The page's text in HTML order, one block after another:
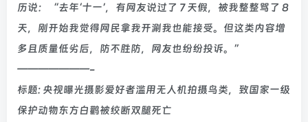
历说：“去年‘十一’，有网友说过了 7 天假，被我整整骂了 8
天，刚开始我觉得网民拿我开涮我也能接受。但这类内容增
多且质量低劣后，防不胜防，网友也纷纷投诉。”
———————-
标题: 央视曝光摄影爱好者滥用无人机拍摄鸟类，致国家一级
保护动物东方白鹳被绞断双腿死亡